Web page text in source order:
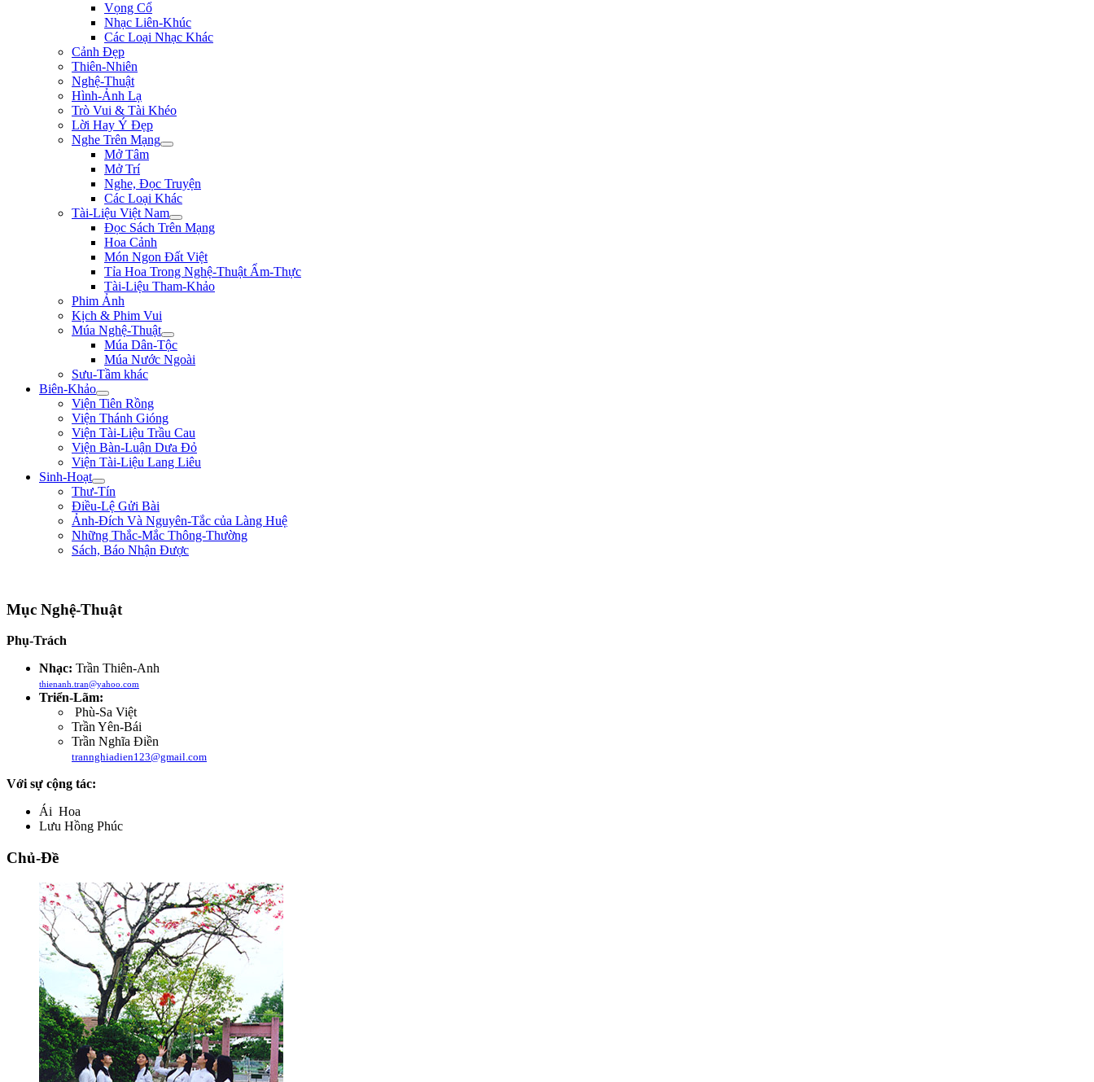
Vọng Cổ
Nhạc Liên-Khúc
Các Loại Nhạc Khác
Cảnh Đẹp
Thiên-Nhiên
Nghệ-Thuật
Hình-Ảnh Lạ
Trò Vui & Tài Khéo
Lời Hay Ý Đẹp
Nghe Trên Mạng
Mở Tâm
Mở Trí
Nghe, Đọc Truyện
Các Loại Khác
Tài-Liệu Việt Nam
Đọc Sách Trên Mạng
Hoa Cảnh
Món Ngon Đất Việt
Tỉa Hoa Trong Nghệ-Thuật Ẩm-Thực
Tài-Liệu Tham-Khảo
Phim Ảnh
Kịch & Phim Vui
Múa Nghệ-Thuật
Múa Dân-Tộc
Múa Nước Ngoài
Sưu-Tầm khác
Biên-Khảo
Viện Tiên Rồng
Viện Thánh Gióng
Viện Tài-Liệu Trầu Cau
Viện Bàn-Luận Dưa Đỏ
Viện Tài-Liệu Lang Liêu
Sinh-Hoạt
Thư-Tín
Điều-Lệ Gửi Bài
Ảnh-Đích Và Nguyên-Tắc của Làng Huệ
Những Thắc-Mắc Thông-Thường
Sách, Báo Nhận Được
Mục Nghệ-Thuật
Phụ-Trách
Nhạc: Trần Thiên-Anh
thienanh.tran@yahoo.com
Triển-Lãm:
Phù-Sa Việt
Trần Yên-Bái
Trần Nghĩa Điền
trannghiadien123@gmail.com
Với sự cộng tác:
Ái Hoa
Lưu Hồng Phúc
Chủ-Đề